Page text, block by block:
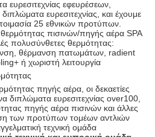
ευρεσιτεχνίας εφευρέσεων,
ευρεσιτεχνίας, και έχουμε
25 εθνικών προτύπων.
θερμότητας πισινών/πηγής αέρα SPA
πολυσύνθετες θερμότητας:
θέρμανση πατωμάτων, radient
ή χωριστή λειτουργία
πηγής αέρα, οι δεκαετίες
διπλώματα ευρεσιτεχνίας over100,
πηγής αέρα πισινών και άλλες
των προτύπων τομέων αντλιών
τεχνική ομάδα